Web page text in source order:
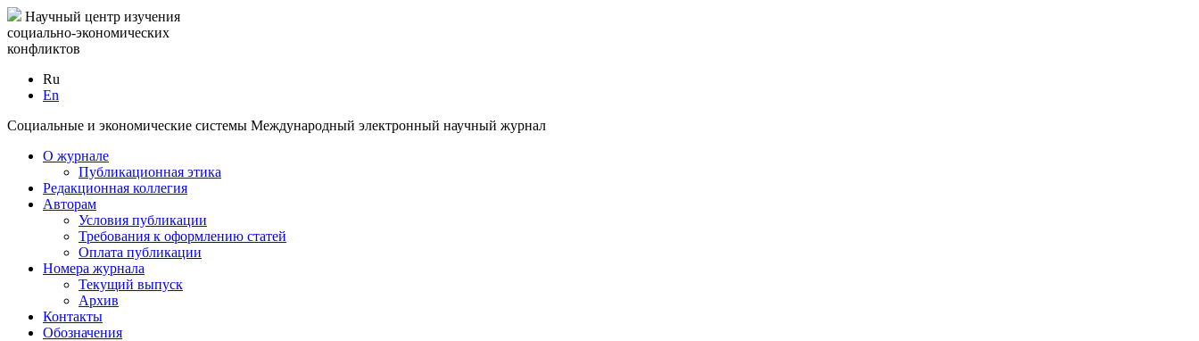
Научный центр изучения
социально-экономических
конфликтов
Ru
En
Социальные и экономические системы Международный электронный научный журнал
О журнале
Публикационная этика
Редакционная коллегия
Авторам
Условия публикации
Требования к оформлению статей
Оплата публикации
Номера журнала
Текущий выпуск
Архив
Контакты
Обозначения